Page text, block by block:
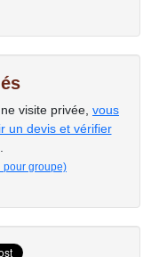
visite privée, vous
un devis et vérifier
pour groupe)